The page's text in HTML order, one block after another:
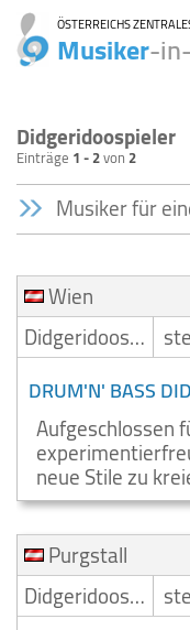
ÖSTERREICHS
Musiker-
Didgeridoospieler
Einträge 1 - 2von2
Musiker für
Wien
Didgeridoospieler
DRUM'N' BASS
Aufgeschlossen
neue Stile zu
Purgstall
Didgeridoospieler